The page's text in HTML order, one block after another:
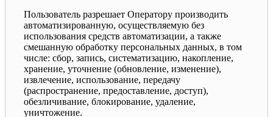
Пользователь разрешает Оператору производить
автоматизированную, осуществляемую без
использования средств автоматизации, а также
смешанную обработку персональных данных, в том
числе: сбор, запись, систематизацию, накопление,
хранение, уточнение (обновление, изменение),
извлечение, использование, передачу
(распространение, предоставление, доступ),
обезличивание, блокирование, удаление,
уничтожение.